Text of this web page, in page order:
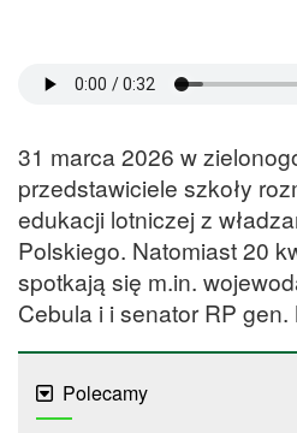
31 marca 2026 w
przedstawiciele szkoły
edukacji lotniczej z
Polskiego. Natomiast 20
spotkają się m.in.
Cebula i i senator RP gen.
Polecamy